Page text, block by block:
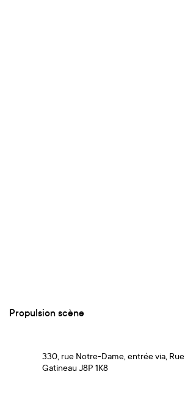
Propulsion scène
330, rue Notre-Dame, entrée via,
Gatineau J8P 1K8